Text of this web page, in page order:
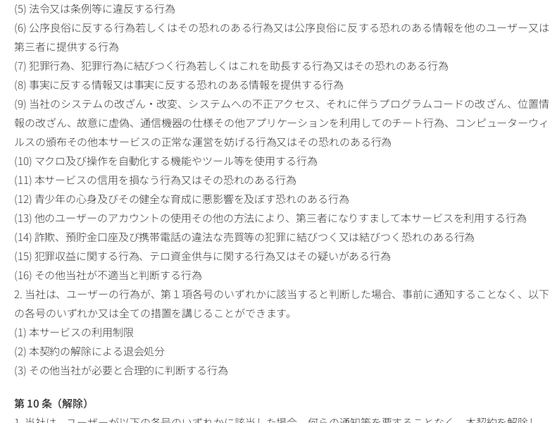
(5) 法令又は条例等に違反する行為
(6) 公序良俗に反する行為若しくはその恐れのある行為又は公序良俗に反する恐れのある情報を他のユーザー又は
第三者に提供する行為
(7) 犯罪行為、犯罪行為に結びつく行為若しくはこれを助長する行為又はその恐れのある行為
(8) 事実に反する情報又は事実に反する恐れのある情報を提供する行為
(9) 当社のシステムの改ざん・改変、システムへの不正アクセス、それに伴うプログラムコードの改ざん、位置情
報の改ざん、故意に虚偽、通信機器の仕様その他アプリケーションを利用してのチート行為、コンピューターウィ
ルスの頒布その他本サービスの正常な運営を妨げる行為又はその恐れのある行為
(10) マクロ及び操作を自動化する機能やツール等を使用する行為
(11) 本サービスの信用を損なう行為又はその恐れのある行為
(12) 青少年の心身及びその健全な育成に悪影響を及ぼす恐れのある行為
(13) 他のユーザーのアカウントの使用その他の方法により、第三者になりすまして本サービスを利用する行為
(14) 詐欺、預貯金口座及び携帯電話の違法な売買等の犯罪に結びつく又は結びつく恐れのある行為
(15) 犯罪収益に関する行為、テロ資金供与に関する行為又はその疑いがある行為
(16) その他当社が不適当と判断する行為
2. 当社は、ユーザーの行為が、第１項各号のいずれかに該当すると判断した場合、事前に通知することなく、以下
の各号のいずれか又は全ての措置を講じることができます。
(1) 本サービスの利用制限
(2) 本契約の解除による退会処分
(3) その他当社が必要と合理的に判断する行為
第 10 条（解除）